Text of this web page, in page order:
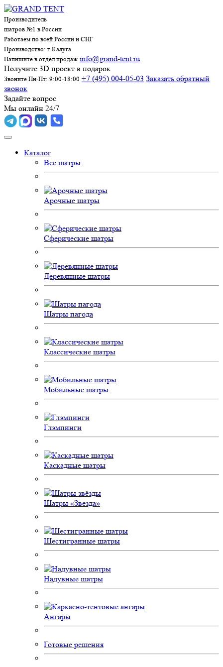
Производитель
шатров №1 в России
Работаем по всей России и СНГ
Производство: г. Калуга
Напишите в отдел продаж info@grand-tent.ru
Получите 3D проект в подарок
Звоните Пн-Пт: 9:00-18:00 +7 (495) 004-05-03 Заказать обратный
звонок
Задайте вопрос
Мы онлайн 24/7
Каталог
Все шатры
Арочные шатры
Сферические шатры
Деревянные шатры
Шатры пагода
Классические шатры
Мобильные шатры
Глэмпинги
Каскадные шатры
Шатры «Звезда»
Шестигранные шатры
Надувные шатры
Ангары
Готовые решения